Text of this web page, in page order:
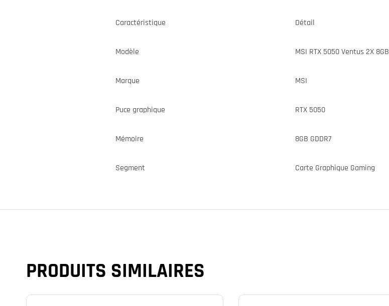
Caractéristique Détail
Modèle MSI RTX 5050 Ventus 2X 8GB
Marque MSI
Puce graphique RTX 5050
Mémoire 8GB GDDR7
Segment Carte Graphique Gaming
PRODUITS SIMILAIRES